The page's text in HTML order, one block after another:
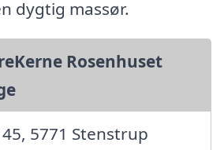
dygtig massør.
Rosenhuset
5771 Stenstrup